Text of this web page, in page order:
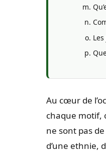
Au cœur de
chaque motif,
ne sont pas
d’une ethnie,